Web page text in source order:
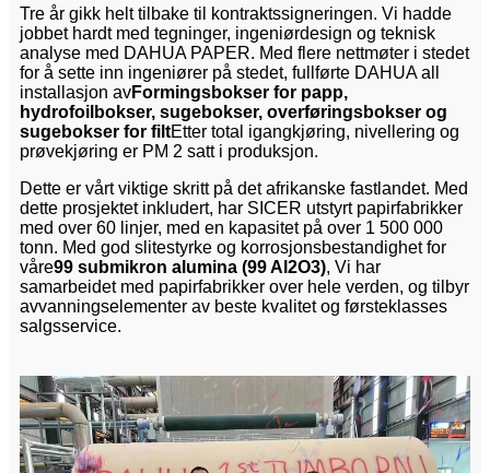
Tre år gikk helt tilbake til kontraktssigneringen. Vi hadde
jobbet hardt med tegninger, ingeniørdesign og teknisk
analyse med DAHUA PAPER. Med flere nettmøter i stedet
for å sette inn ingeniører på stedet, fullførte DAHUA all
installasjon avFormingsbokser for papp,
hydrofoilbokser, sugebokser, overføringsbokser og
sugebokser for filtEtter total igangkjøring, nivellering og
prøvekjøring er PM 2 satt i produksjon.
Dette er vårt viktige skritt på det afrikanske fastlandet. Med
dette prosjektet inkludert, har SICER utstyrt papirfabrikker
med over 60 linjer, med en kapasitet på over 1 500 000
tonn. Med god slitestyrke og korrosjonsbestandighet for
våre99 submikron alumina (99 Al2O3), Vi har
samarbeidet med papirfabrikker over hele verden, og tilbyr
avvanningselementer av beste kvalitet og førsteklasses
salgsservice.